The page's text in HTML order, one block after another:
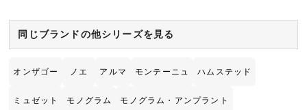
同じブランドの他シリーズを見る
オンザゴー ノエ アルマ モンテーニュ ハムステッド
ミュゼット モノグラム モノグラム・アンプラント